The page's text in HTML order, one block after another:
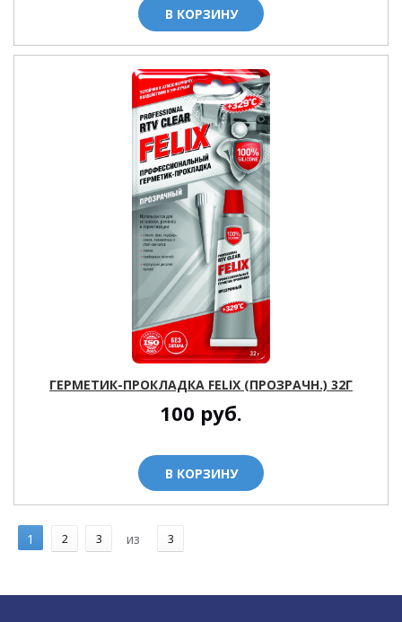
В КОРЗИНУ
ГЕРМЕТИК-ПРОКЛАДКА FELIX (ПРОЗРАЧН.) 32Г
100 руб.
В КОРЗИНУ
1 2 3 из 3